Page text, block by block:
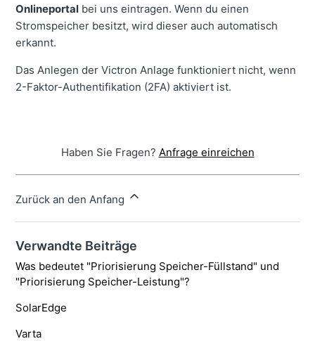
Onlineportal bei uns eintragen. Wenn du einen
Stromspeicher besitzt, wird dieser auch automatisch
erkannt.
Das Anlegen der Victron Anlage funktioniert nicht, wenn
2-Faktor-Authentifikation (2FA) aktiviert ist.
Haben Sie Fragen? Anfrage einreichen
Zurück an den Anfang
Verwandte Beiträge
Was bedeutet "Priorisierung Speicher-Füllstand" und
"Priorisierung Speicher-Leistung"?
SolarEdge
Varta